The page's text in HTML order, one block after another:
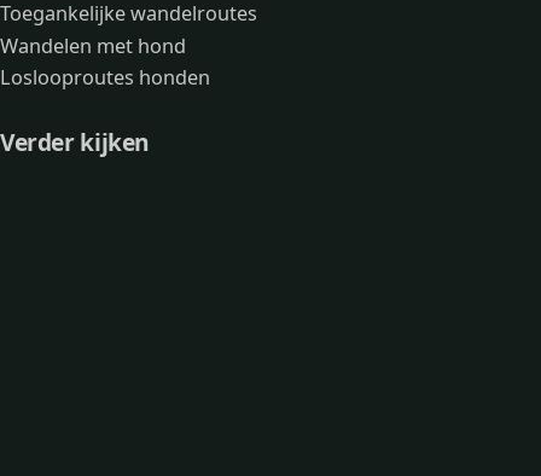
Toegankelijke wandelroutes
Wandelen met hond
Loslooproutes honden
Verder kijken